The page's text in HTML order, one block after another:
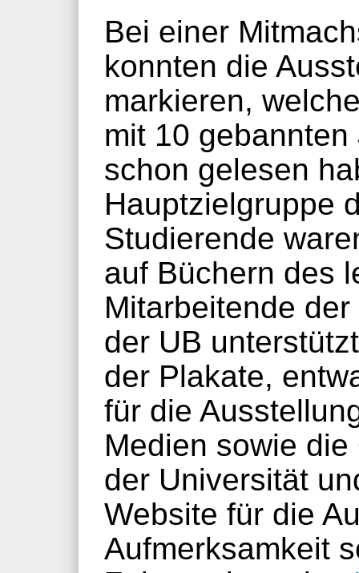
Bei einer
konnten die
markieren,
mit 10
schon gelesen
Hauptzielgruppe
Studierende
auf Büchern des
Mitarbeitende
der UB
der Plakate,
für die
Medien sowie
der Universität
Website für die
Aufmerksamkeit